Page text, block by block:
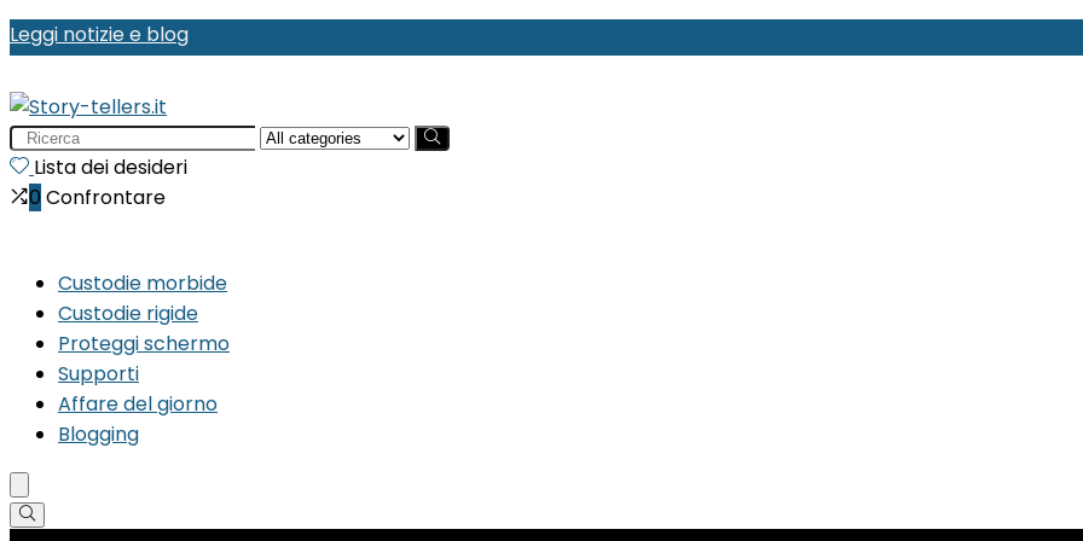
Leggi notizie e blog
Search
for:Lista dei desideri
0 Confrontare
Custodie morbide
Custodie rigide
Proteggi schermo
Supporti
Affare del giorno
Blogging